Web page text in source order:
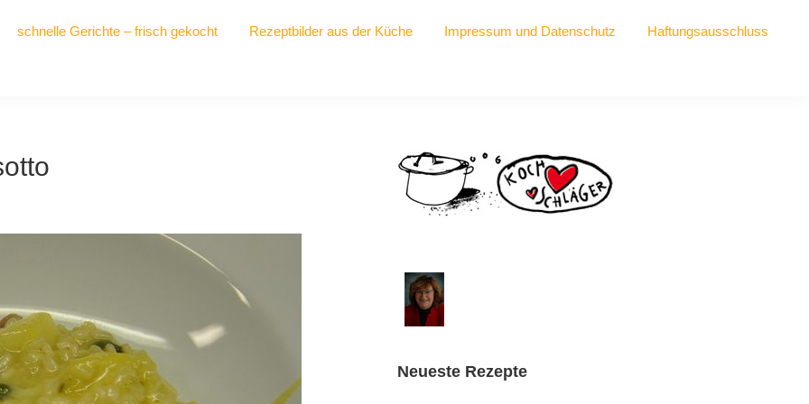
schnelle Gerichte – frisch gekocht Rezeptbilder aus der Küche Impressum und Datenschutz Haftungsausschluss
Seitenspalte
Neueste Rezepte